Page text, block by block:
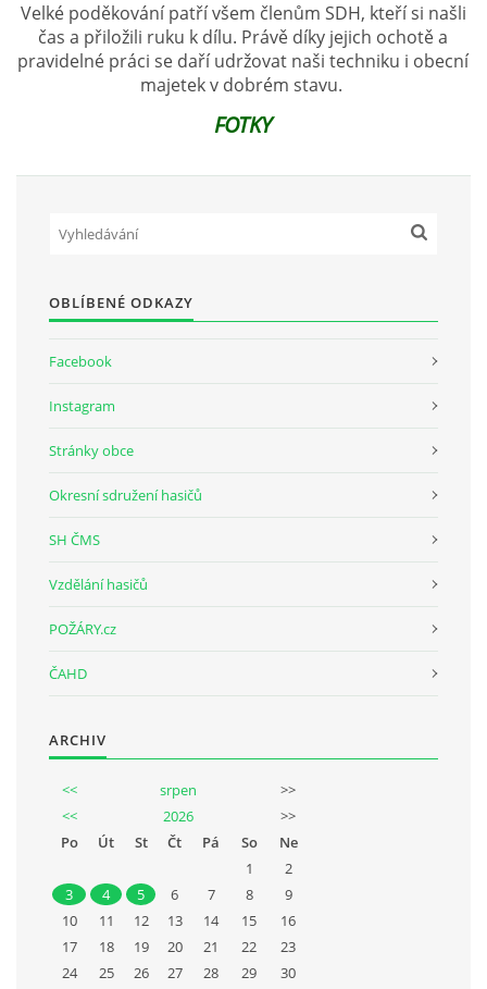
Velké poděkování patří všem členům SDH, kteří si našli
čas a přiložili ruku k dílu. Právě díky jejich ochotě a
pravidelné práci se daří udržovat naši techniku i obecní
majetek v dobrém stavu.
FOTKY
OBLÍBENÉ ODKAZY
Facebook
Instagram
Stránky obce
Okresní sdružení hasičů
SH ČMS
Vzdělání hasičů
POŽÁRY.cz
ČAHD
ARCHIV
<< srpen
>>
<<
2026
>>
Po
Út St Čt Pá So
Ne
1
2
3
4 5 6 7 8
9
10
11 12 13 14 15
16
17
18 19 20 21 22
23
24
25 26 27 28 29 30